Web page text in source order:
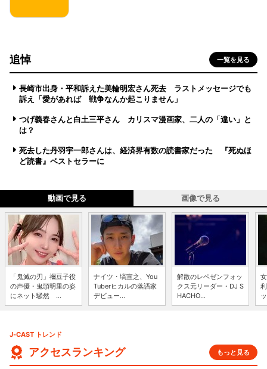
追悼 一覧を見る
長崎市出身・平和訴えた美輪明宏さん死去 ラストメッセージでも
訴え「愛があれば 戦争なんか起こりません」
つげ義春さんと白土三平さん カリスマ漫画家、二人の「違い」と
は？
死去した丹羽宇一郎さんは、経済界有数の読書家だった 『死ぬほ
ど読書』ベストセラーに
動画で見る 画像で見る
「鬼滅の刃」禰豆子役
の声優・鬼頭明里の姿
にネット騒然 ...
ナイツ・塙宣之、You
Tuberヒカルの落語家
デビュー...
解散のレペゼンフォッ
クス元リーダー・DJ S
HACHO...
J-CAST トレンド
アクセスランキング もっと見る